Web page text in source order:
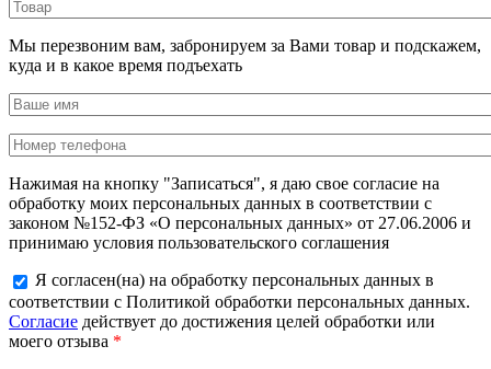
Мы перезвоним вам, забронируем за Вами товар и подскажем,
куда и в какое время подъехать
Нажимая на кнопку "Записаться", я даю свое согласие на
обработку моих персональных данных в соответствии с
законом №152-ФЗ «О персональных данных» от 27.06.2006 и
принимаю условия пользовательского соглашения
Я согласен(на) на обработку персональных данных в
соответствии с Политикой обработки персональных данных.
Согласие действует до достижения целей обработки или
моего отзыва *